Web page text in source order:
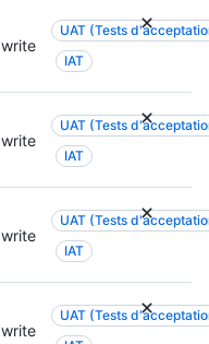
write
UAT (Tests
IAT
write
UAT (Tests
IAT
write
UAT (Tests
IAT
write
UAT (Tests